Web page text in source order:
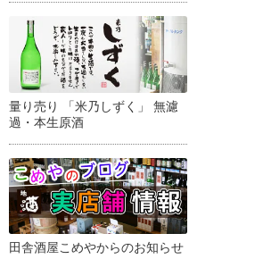
量り売り 「米乃しずく」 無濾
過・本生原酒
田舎酒屋こめやからのお知らせ